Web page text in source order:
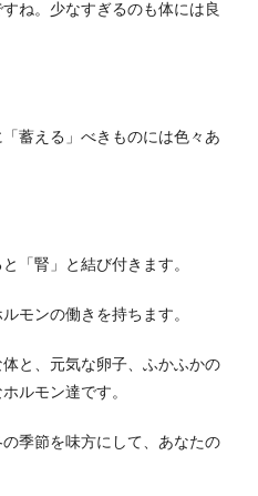
ね。少なすぎるのも体には良
蓄える」べきものには色々あ
「腎」と結び付きます。
モンの働きを持ちます。
と、元気な卵子、ふかふかの
ルモン達です。
季節を味方にして、あなたの